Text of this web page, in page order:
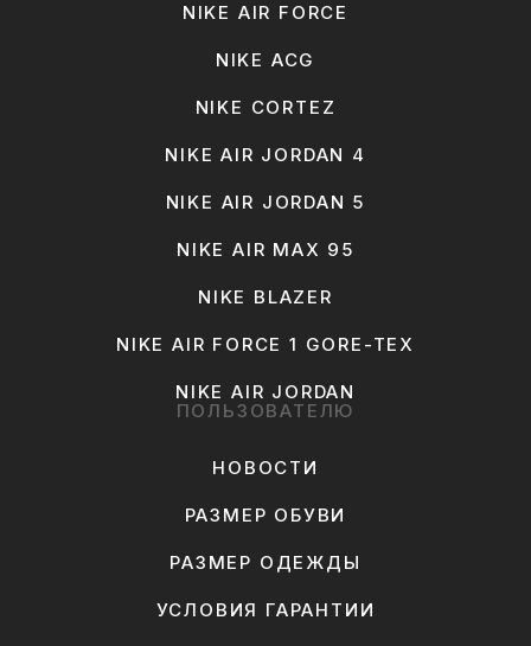
NIKE AIR FORCE
NIKE ACG
NIKE CORTEZ
NIKE AIR JORDAN 4
NIKE AIR JORDAN 5
NIKE AIR MAX 95
NIKE BLAZER
NIKE AIR FORCE 1 GORE-TEX
NIKE AIR JORDAN
ПОЛЬЗОВАТЕЛЮ
НОВОСТИ
РАЗМЕР ОБУВИ
РАЗМЕР ОДЕЖДЫ
УСЛОВИЯ ГАРАНТИИ